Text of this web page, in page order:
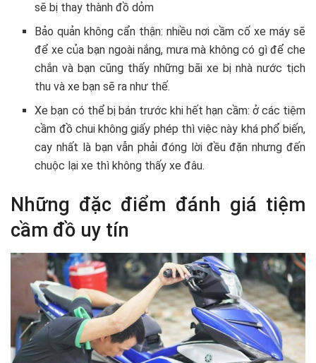
sẽ bị thay thành đồ dỏm
Bảo quản không cẩn thận: nhiều nơi cầm cố xe máy sẽ
để xe của bạn ngoài nắng, mưa mà không có gì để che
chắn và bạn cũng thấy những bãi xe bị nhà nước tịch
thu và xe bạn sẽ ra như thế.
Xe bạn có thể bị bán trước khi hết hạn cầm: ở các tiệm
cầm đồ chui không giấy phép thì việc này khá phổ biến,
cay nhất là bạn vẫn phải đóng lời đều đặn nhưng đến
chuộc lại xe thì không thấy xe đâu.
Những đặc điểm đánh giá tiệm
cầm đồ uy tín